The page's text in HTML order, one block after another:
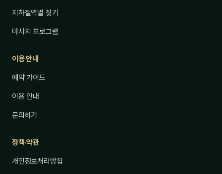
지하철역별 찾기
마사지 프로그램
이용 안내
예약 가이드
이용 안내
문의하기
정책·약관
개인정보처리방침